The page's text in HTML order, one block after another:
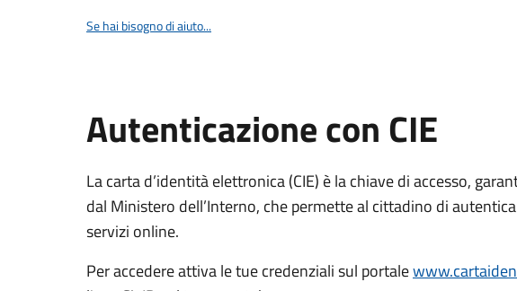
Se hai bisogno di aiuto...
Autenticazione con CIE
La carta d’identità elettronica (CIE) è la chiave di accesso,
dal Ministero dell’Interno, che permette al cittadino di
servizi online.
Per accedere attiva le tue credenziali sul portale